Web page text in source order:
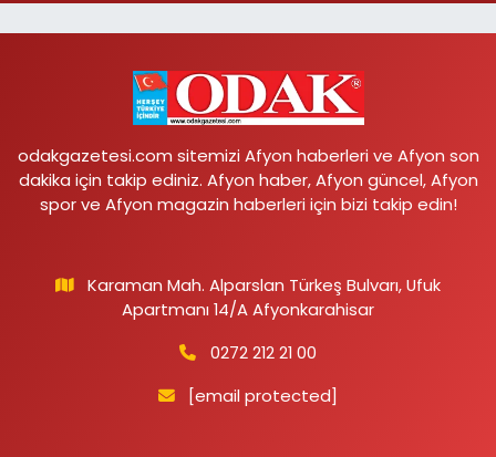
odakgazetesi.com sitemizi Afyon haberleri ve Afyon son
dakika için takip ediniz. Afyon haber, Afyon güncel, Afyon
spor ve Afyon magazin haberleri için bizi takip edin!
Karaman Mah. Alparslan Türkeş Bulvarı, Ufuk
Apartmanı 14/A Afyonkarahisar
0272 212 21 00
[email protected]